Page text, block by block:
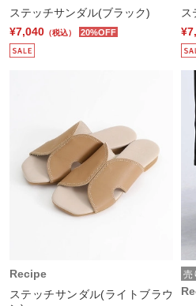
ステッチサンダル(ブラック)
¥7,040 （税込） 20%OFF
ス
Recipe
ステッチサンダル(ライトブラウ
売